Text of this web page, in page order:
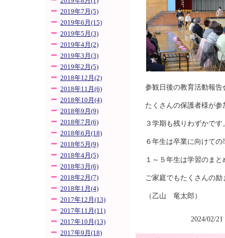
2019年7月(5)
2019年6月(15)
2019年5月(3)
2019年4月(2)
2019年3月(3)
2019年2月(5)
2018年12月(2)
2018年11月(6)
2018年10月(4)
2018年9月(9)
2018年7月(6)
2018年6月(18)
2018年5月(9)
2018年4月(5)
2018年3月(6)
2018年2月(7)
2018年1月(4)
2017年12月(13)
2017年11月(11)
2017年10月(13)
2017年9月(18)
参観日後の教育活動報告
たくさんの保護者様が参
３学期も残りわずかです
６年生は卒業に向けての
１～５年生は学習のまと
ご家庭でもたくさんの励
（乙山 竜太郎）
2024/02/